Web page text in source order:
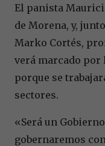
El panista
de Morena, y,
Marko Cortés,
verá marcado por
porque se
sectores.
«Será un
gobernaremos